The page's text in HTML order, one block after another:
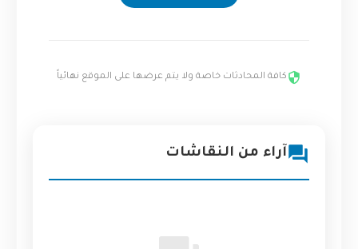
كافة المحادثات خاصة ولا يتم عرضها على الموقع نهائياً
آراء من النقاشات